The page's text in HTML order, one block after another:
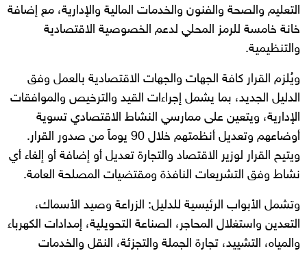
التعليم والصحة والفنون والخدمات المالية والإدارية، مع إضافة
خانة خامسة للرمز المحلي لدعم الخصوصية الاقتصادية
والتنظيمية.
ويُلزم القرار كافة الجهات والجهات الاقتصادية بالعمل وفق
الدليل الجديد، بما يشمل إجراءات القيد والترخيص والموافقات
الإدارية، ويتعين على ممارسي النشاط الاقتصادي تسوية
أوضاعهم وتعديل أنظمتهم خلال 90 يوماً من صدور القرار.
ويتيح القرار لوزير الاقتصاد والتجارة تعديل أو إضافة أو إلغاء أي
نشاط وفق التشريعات النافذة ومقتضيات المصلحة العامة.
وتشمل الأبواب الرئيسية للدليل: الزراعة وصيد الأسماك،
التعدين واستغلال المحاجر، الصناعة التحويلية، إمدادات الكهرباء
والمياه، التشييد، تجارة الجملة والتجزئة، النقل والخدمات